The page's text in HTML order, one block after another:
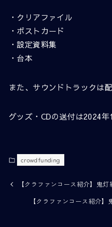
・クリアファイル
・ポストカード
・設定資料集
・台本
また、サウンドトラックは
グッズ・CDの送付は2024年
crowdfunding
【クラファンコース紹介】鬼
【クラファンコース紹介